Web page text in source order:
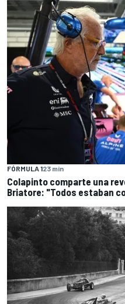
FÓRMULA 123 min
Colapinto comparte una
Briatore: "Todos estaban